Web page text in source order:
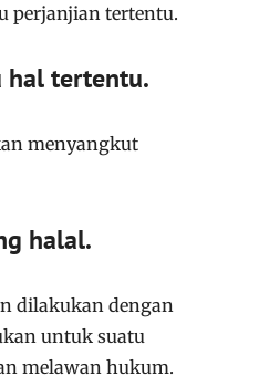
perjanjian tertentu.
hal tertentu.
menyangkut
halal.
dilakukan dengan
untuk suatu
melawan hukum.